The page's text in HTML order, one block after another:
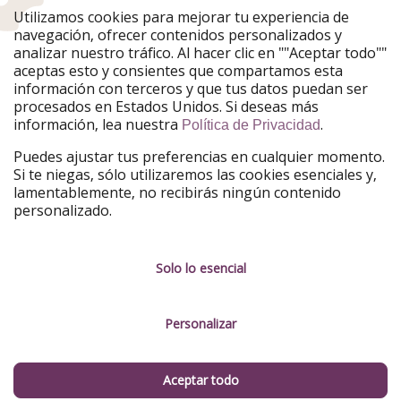
PiratinViaggio
HolidayPirates
VakantiePiraten
WakacyjniPiraci
VoyagesPirates
Ferienpiraten
Urlaubspiraten
Urlaubspiraten
TravelPirates
Nuestro grupo
HolidayPirates Group
Conócenos mejor
Sobre ViajerosPiratas
Sostenibilidad
Información legal
Gestionar servicios
Utilizamos cookies para mejorar tu experiencia de
navegación, ofrecer contenidos personalizados y
analizar nuestro tráfico. Al hacer clic en ""Aceptar todo""
aceptas esto y consientes que compartamos esta
información con terceros y que tus datos puedan ser
procesados en Estados Unidos. Si deseas más
información, lea nuestra Política de Privacidad.
Puedes ajustar tus preferencias en cualquier momento.
Si te niegas, sólo utilizaremos las cookies esenciales y,
lamentablemente, no recibirás ningún contenido
personalizado.
Solo lo esencial
Personalizar
Aceptar todo